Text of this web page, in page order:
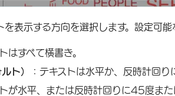
を表示する方向を選択します。設定可
はすべて横書き。
ト）
：テキストは水平か、反時計回り
が水平、または反時計回りに45度また